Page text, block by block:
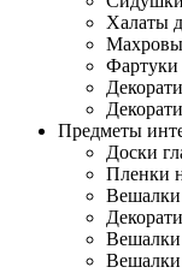
Халаты
Фартуки
Предметы
Доски
Пленки
Вешалки
Вешалки